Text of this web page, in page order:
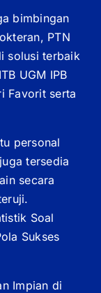
bimbingan
PTN
solusi terbaik
UGM IPB
Favorit serta
personal
tersedia
secara
Soal
Sukses
Impian di